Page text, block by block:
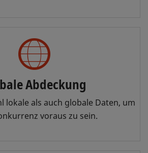
Abdeckung
lokale als auch globale Daten, um
voraus zu sein.